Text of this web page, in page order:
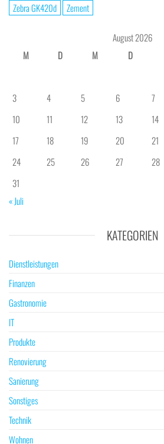
Zebra GK420d
Zement
August 2026
M
D M D
3
4 5 6 7
10
11 12 13 14
17
18 19 20 21
24
25 26 27 28
31
« Juli
KATEGORIEN
Dienstleistungen
Finanzen
Gastronomie
IT
Produkte
Renovierung
Sanierung
Sonstiges
Technik
Wohnen